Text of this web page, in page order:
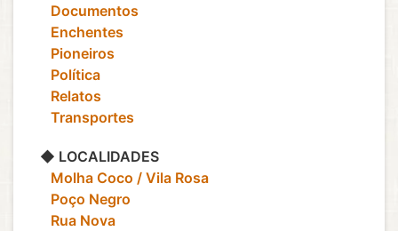
‎ ‎ ‎ Documentos
‎ ‎ ‎ Enchentes
‎ ‎ ‎ Pioneiros
‎ ‎ ‎ Política
‎ ‎ ‎ Relatos
‎ ‎ ‎ Transportes
◆ LOCALIDADES
‎ ‎ ‎ Molha Coco / Vila Rosa
‎ ‎ ‎ Poço Negro
‎ ‎ ‎ Rua Nova